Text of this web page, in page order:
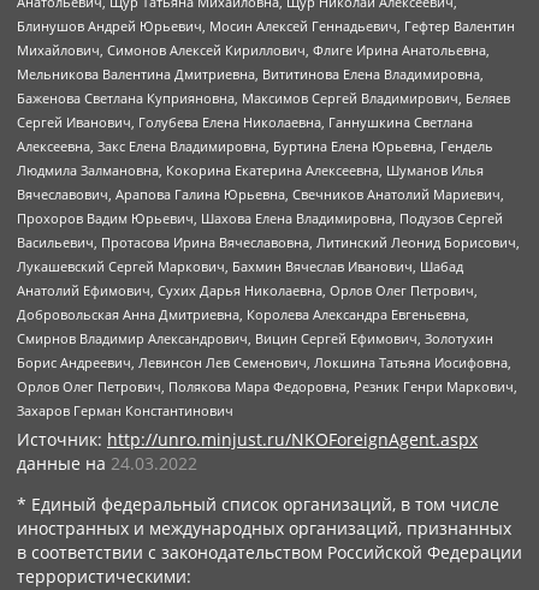
Блинушов Андрей Юрьевич, Мосин Алексей Геннадьевич, Гефтер Валентин
Михайлович, Симонов Алексей Кириллович, Флиге Ирина Анатольевна,
Мельникова Валентина Дмитриевна, Вититинова Елена Владимировна,
Баженова Светлана Куприяновна, Максимов Сергей Владимирович, Беляев
Сергей Иванович, Голубева Елена Николаевна, Ганнушкина Светлана
Алексеевна, Закс Елена Владимировна, Буртина Елена Юрьевна, Гендель
Людмила Залмановна, Кокорина Екатерина Алексеевна, Шуманов Илья
Вячеславович, Арапова Галина Юрьевна, Свечников Анатолий Мариевич,
Прохоров Вадим Юрьевич, Шахова Елена Владимировна, Подузов Сергей
Васильевич, Протасова Ирина Вячеславовна, Литинский Леонид Борисович,
Лукашевский Сергей Маркович, Бахмин Вячеслав Иванович, Шабад
Анатолий Ефимович, Сухих Дарья Николаевна, Орлов Олег Петрович,
Добровольская Анна Дмитриевна, Королева Александра Евгеньевна,
Смирнов Владимир Александрович, Вицин Сергей Ефимович, Золотухин
Борис Андреевич, Левинсон Лев Семенович, Локшина Татьяна Иосифовна,
Орлов Олег Петрович, Полякова Мара Федоровна, Резник Генри Маркович,
Захаров Герман Константинович
Источник: http://unro.minjust.ru/NKOForeignAgent.aspx
данные на 24.03.2022
* Единый федеральный список организаций, в том числе
иностранных и международных организаций, признанных
в соответствии с законодательством Российской Федерации
террористическими: